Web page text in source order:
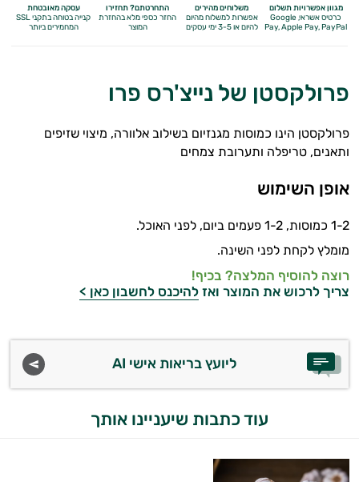
מגוון אפשרויות תשלום
כרטיס אשראי, Google
Pay,Apple Pay, PayPal
משלוחים מהירים
אפשרות למשלוח מהיום
להיום או 3-5 ימי עסקים
התחרטתם? תחזירו
החזר כספי מלאבהחזרת
המוצר
עסקה מאובטחת
קנייה בטוחה בתקני SSL
המחמירים ביותר
פרולקסטן של נייצ'רס פרו
פרולקסטן הינו כמוסות מגנזיום בשילוב אלוורה, מיצוי שזיפים
ותאנים, טריפלה ותערובת צמחים
אופן השימוש
1-2 כמוסות, 1-2 פעמים ביום, לפני האוכל.
מומלץ לקחת לפני השינה.
רוצה להוסיף המלצה? בכיף!
צריך לרכוש את המוצר ואז להיכנס לחשבון כאן >
ליועץ בריאות אישי AI
עוד כתבות שיעניינו אותך